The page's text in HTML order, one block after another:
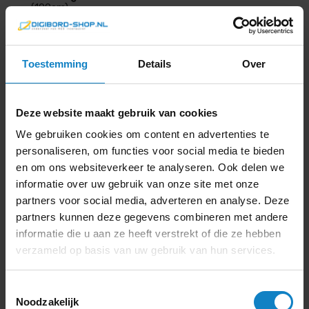
Toestemming Details Over
Deze website maakt gebruik van cookies
We gebruiken cookies om content en advertenties te
personaliseren, om functies voor social media te bieden
en om ons websiteverkeer te analyseren. Ook delen we
informatie over uw gebruik van onze site met onze
partners voor social media, adverteren en analyse. Deze
partners kunnen deze gegevens combineren met andere
informatie die u aan ze heeft verstrekt of die ze hebben
verzameld op basis van uw gebruik van hun services.
Noodzakelijk
(109cm)
Kijkafstand:Tot 5 meter
Helderheid cd/m²:
670,-
Offerte
Pro Display